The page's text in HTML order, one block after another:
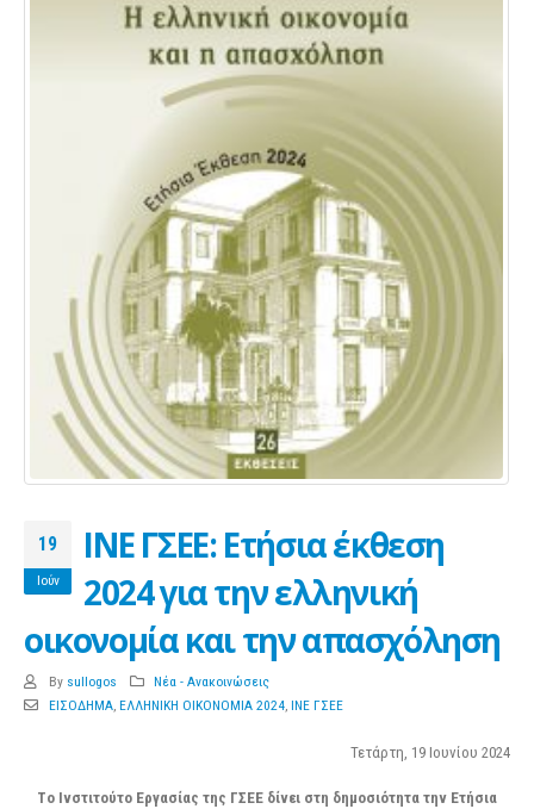
19
Ιούν
ΙΝΕ ΓΣΕΕ: Ετήσια έκθεση
2024 για την ελληνική
οικονομία και την απασχόληση
By sullogos
Νέα - Ανακοινώσεις
ΕΙΣΟΔΗΜΑ, ΕΛΛΗΝΙΚΗ ΟΙΚΟΝΟΜΙΑ 2024, ΙΝΕ ΓΣΕΕ
Τετάρτη, 19 Ιουνίου 2024
Tο Ινστιτούτο Εργασίας της ΓΣΕΕ δίνει στη δημοσιότητα την Ετήσια